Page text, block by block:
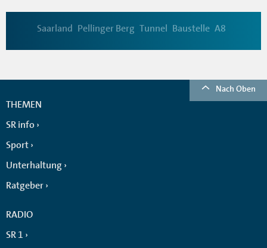
Saarland Pellinger Berg Tunnel Baustelle A8
Nach Oben
THEMEN
SR info
Sport
Unterhaltung
Ratgeber
RADIO
SR 1